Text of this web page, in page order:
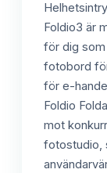
Foldio3 är
för dig
fotobord
för e-
Foldio
mot
fotostudio,